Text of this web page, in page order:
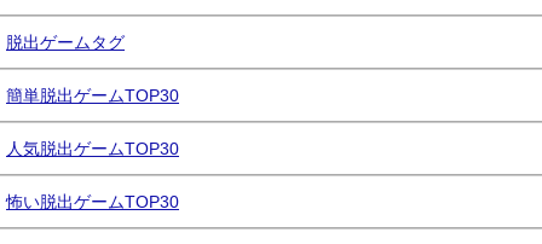
脱出ゲームタグ
簡単脱出ゲームTOP30
人気脱出ゲームTOP30
怖い脱出ゲームTOP30